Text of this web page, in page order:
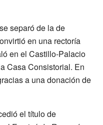
separó de la de
en una rectoría
en el Castillo-Palacio
Casa Consistorial. En
a una donación de
el título de